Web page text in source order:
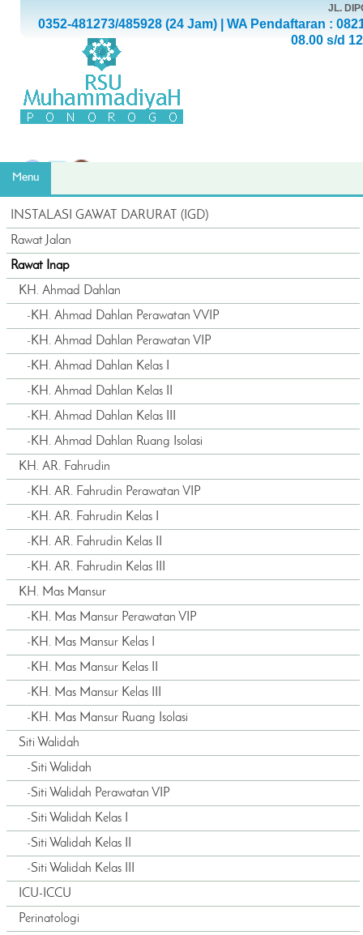
JL.
0352-481273/485928 (24 Jam) | WA Pendaftaran :
08.00 s/d
Menu
INSTALASI GAWAT DARURAT (IGD)
Rawat Jalan
Rawat Inap
KH. Ahmad Dahlan
-KH. Ahmad Dahlan Perawatan VVIP
-KH. Ahmad Dahlan Perawatan VIP
-KH. Ahmad Dahlan Kelas I
-KH. Ahmad Dahlan Kelas II
-KH. Ahmad Dahlan Kelas III
-KH. Ahmad Dahlan Ruang Isolasi
KH. AR. Fahrudin
-KH. AR. Fahrudin Perawatan VIP
-KH. AR. Fahrudin Kelas I
-KH. AR. Fahrudin Kelas II
-KH. AR. Fahrudin Kelas III
KH. Mas Mansur
-KH. Mas Mansur Perawatan VIP
-KH. Mas Mansur Kelas I
-KH. Mas Mansur Kelas II
-KH. Mas Mansur Kelas III
-KH. Mas Mansur Ruang Isolasi
Siti Walidah
-Siti Walidah
-Siti Walidah Perawatan VIP
-Siti Walidah Kelas I
-Siti Walidah Kelas II
-Siti Walidah Kelas III
ICU-ICCU
Perinatologi